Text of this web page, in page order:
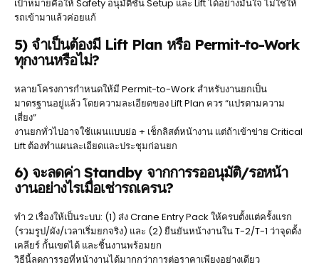
เป้าหมายคือให้ Safety อนุมัติชั้น Setup และ Lift ได้อย่างมั่นใจ ไม่ใช่ให้
รถเข้ามาแล้วค่อยแก้
5) จำเป็นต้องมี Lift Plan หรือ Permit-to-Work
ทุกงานหรือไม่?
หลายโครงการกำหนดให้มี Permit-to-Work สำหรับงานยกเป็น
มาตรฐานอยู่แล้ว โดยความละเอียดของ Lift Plan ควร “แปรตามความ
เสี่ยง”
งานยกทั่วไปอาจใช้แผนแบบย่อ + เช็กลิสต์หน้างาน แต่ถ้าเข้าข่าย Critical
Lift ต้องทำแผนละเอียดและประชุมก่อนยก
6) จะลดค่า Standby จากการรออนุมัติ/รอหน้า
งานอย่างไรเมื่อเช่ารถเครน?
ทำ 2 เรื่องให้เป็นระบบ: (1) ส่ง Crane Entry Pack ให้ครบตั้งแต่ครั้งแรก
(รวมรูป/ผัง/เวลาเริ่มยกจริง) และ (2) ยืนยันหน้างานใน T-2/T-1 ว่าจุดตั้ง
เคลียร์ กั้นเขตได้ และชิ้นงานพร้อมยก
วิธีนี้ลดการรอที่หน้างานได้มากกว่าการต่อราคาเพียงอย่างเดียว